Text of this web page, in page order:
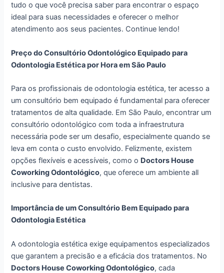
tudo o que você precisa saber para encontrar o espaço
ideal para suas necessidades e oferecer o melhor
atendimento aos seus pacientes. Continue lendo!
Preço do Consultório Odontológico Equipado para
Odontologia Estética por Hora em São Paulo
Para os profissionais de odontologia estética, ter acesso a
um consultório bem equipado é fundamental para oferecer
tratamentos de alta qualidade. Em São Paulo, encontrar um
consultório odontológico com toda a infraestrutura
necessária pode ser um desafio, especialmente quando se
leva em conta o custo envolvido. Felizmente, existem
opções flexíveis e acessíveis, como o Doctors House
Coworking Odontológico, que oferece um ambiente all
inclusive para dentistas.
Importância de um Consultório Bem Equipado para
Odontologia Estética
A odontologia estética exige equipamentos especializados
que garantem a precisão e a eficácia dos tratamentos. No
Doctors House Coworking Odontológico, cada